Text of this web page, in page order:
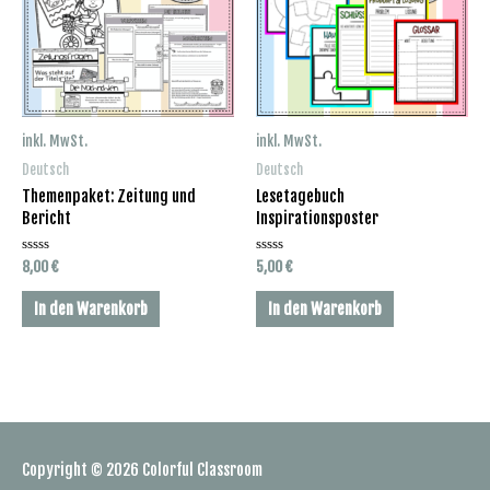
inkl. MwSt.
Deutsch
Themenpaket: Zeitung und
Bericht
Bewertet
mit
0
von
8,00€
In den Warenkorb
inkl. MwSt.
Deutsch
Lesetagebuch
Inspirationsposter
Bewertet
mit
0
von
5,00€
In den Warenkorb
Copyright © 2026 Colorful Classroom